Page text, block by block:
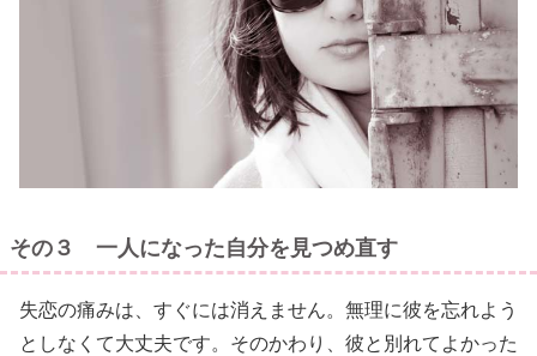
その３ 一人になった自分を見つめ直す
失恋の痛みは、すぐには消えません。無理に彼を忘れよう
としなくて大丈夫です。そのかわり、彼と別れてよかった